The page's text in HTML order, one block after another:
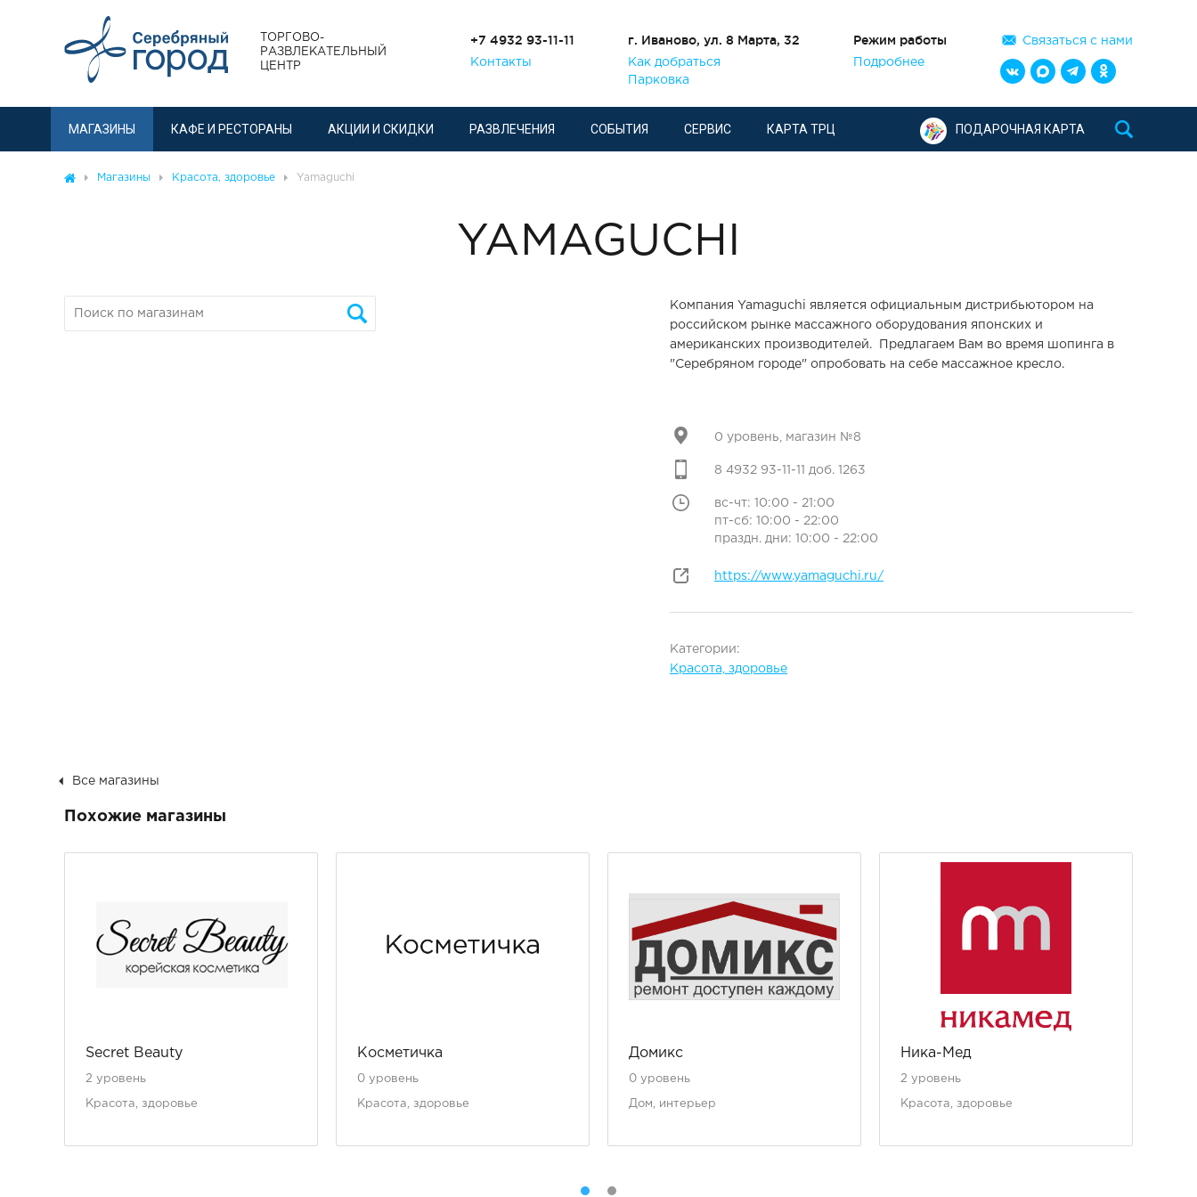
ТОРГОВО-
РАЗВЛЕКАТЕЛЬНЫЙ
ЦЕНТР
+7 4932 93-11-11
Контакты
г. Иваново, ул. 8 Марта, 32
Как добраться
Парковка
Режим работы
Подробнее
Связаться с нами
МАГАЗИНЫ КАФЕ И РЕСТОРАНЫ АКЦИИ И СКИДКИ РАЗВЛЕЧЕНИЯ СОБЫТИЯ СЕРВИС КАРТА ТРЦ ПОДАРОЧНАЯ КАРТА
Магазины Красота, здоровье Yamaguchi
YAMAGUCHI
Компания Yamaguchi является официальным дистрибьютором на
российском рынке массажного оборудования японских и
американских производителей. Предлагаем Вам во время шопинга в
"Серебряном городе" опробовать на себе массажное кресло.
0 уровень, магазин №8
8 4932 93-11-11 доб. 1263
вс-чт: 10:00 - 21:00
пт-сб: 10:00 - 22:00
праздн. дни: 10:00 - 22:00
https://www.yamaguchi.ru/
Категории:
Красота, здоровье
Все магазины
Похожие магазины
Secret Beauty
2 уровень
Красота, здоровье
Косметичка
0 уровень
Красота, здоровье
Домикс
0 уровень
Дом, интерьер
Ника-Мед
2 уровень
Красота, здоровье